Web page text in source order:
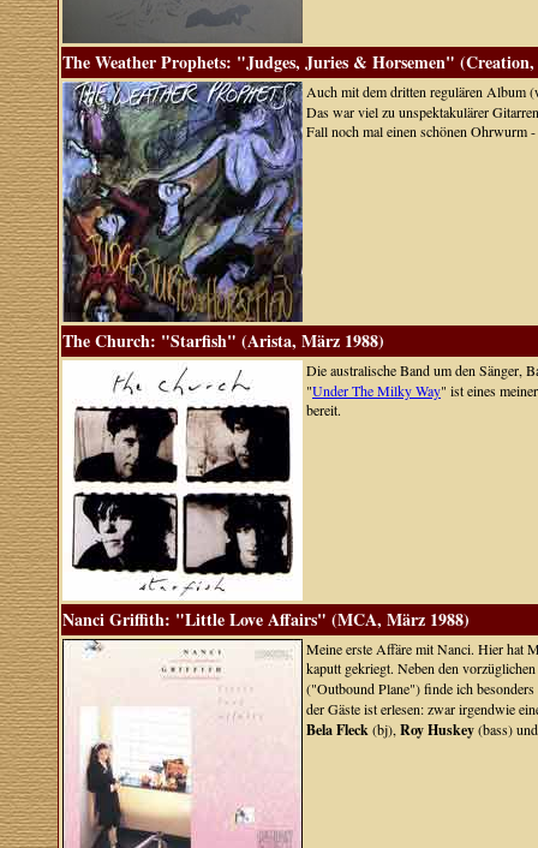
The Weather Prophets: "Judges, Juries & Horsemen" (Creation,
Auch mit dem dritten regulären Album
Das war viel zu unspektakulärer
Fall noch mal einen schönen Ohrwurm
The Church: "Starfish" (Arista, März 1988)
Die australische Band um den Sänger,
"Under The Milky Way" ist eines
bereit.
Nanci Griffith: "Little Love Affairs" (MCA, März 1988)
Meine erste Affäre mit Nanci. Hier hat
kaputt gekriegt. Neben den
("Outbound Plane") finde ich
der Gäste ist erlesen: zwar irgendwie
Bela Fleck(bj), Roy Huskey(bass)